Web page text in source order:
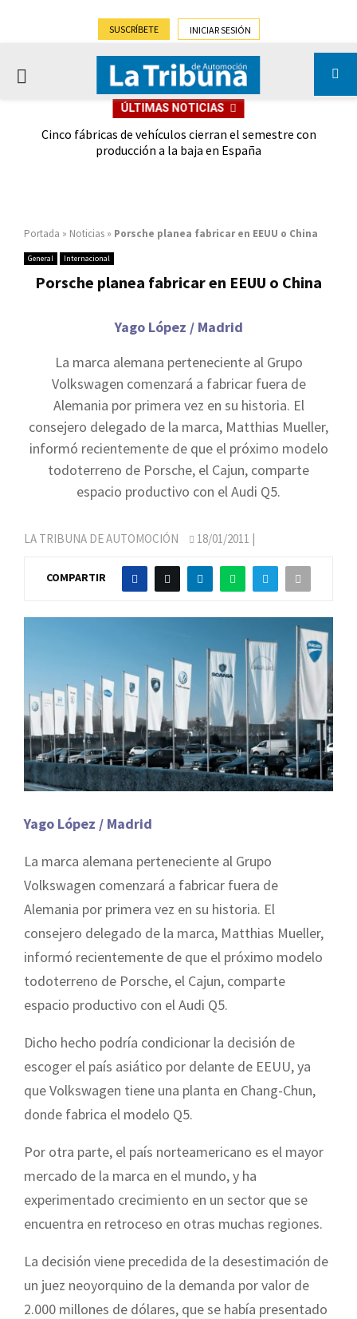
SUSCRÍBETE INICIAR SESIÓN
PRIMARY
ÚLTIMAS NOTICIAS
Cinco fábricas de vehículos cierran el semestre con
producción a la baja en España
Portada » Noticias » Porsche planea fabricar en EEUU o China
General Internacional
Porsche planea fabricar en EEUU o China
Yago López / Madrid
La marca alemana perteneciente al Grupo
Volkswagen comenzará a fabricar fuera de
Alemania por primera vez en su historia. El
consejero delegado de la marca, Matthias Mueller,
informó recientemente de que el próximo modelo
todoterreno de Porsche, el Cajun, comparte
espacio productivo con el Audi Q5.
LA TRIBUNA DE AUTOMOCIÓN 18/01/2011 |
COMPARTIR
Yago López / Madrid
La marca alemana perteneciente al Grupo
Volkswagen comenzará a fabricar fuera de
Alemania por primera vez en su historia. El
consejero delegado de la marca, Matthias Mueller,
informó recientemente de que el próximo modelo
todoterreno de Porsche, el Cajun, comparte
espacio productivo con el Audi Q5.
Dicho hecho podría condicionar la decisión de
escoger el país asiático por delante de EEUU, ya
que Volkswagen tiene una planta en Chang-Chun,
donde fabrica el modelo Q5.
Por otra parte, el país norteamericano es el mayor
mercado de la marca en el mundo, y ha
experimentado crecimiento en un sector que se
encuentra en retroceso en otras muchas regiones.
La decisión viene precedida de la desestimación de
un juez neoyorquino de la demanda por valor de
2.000 millones de dólares, que se había presentado